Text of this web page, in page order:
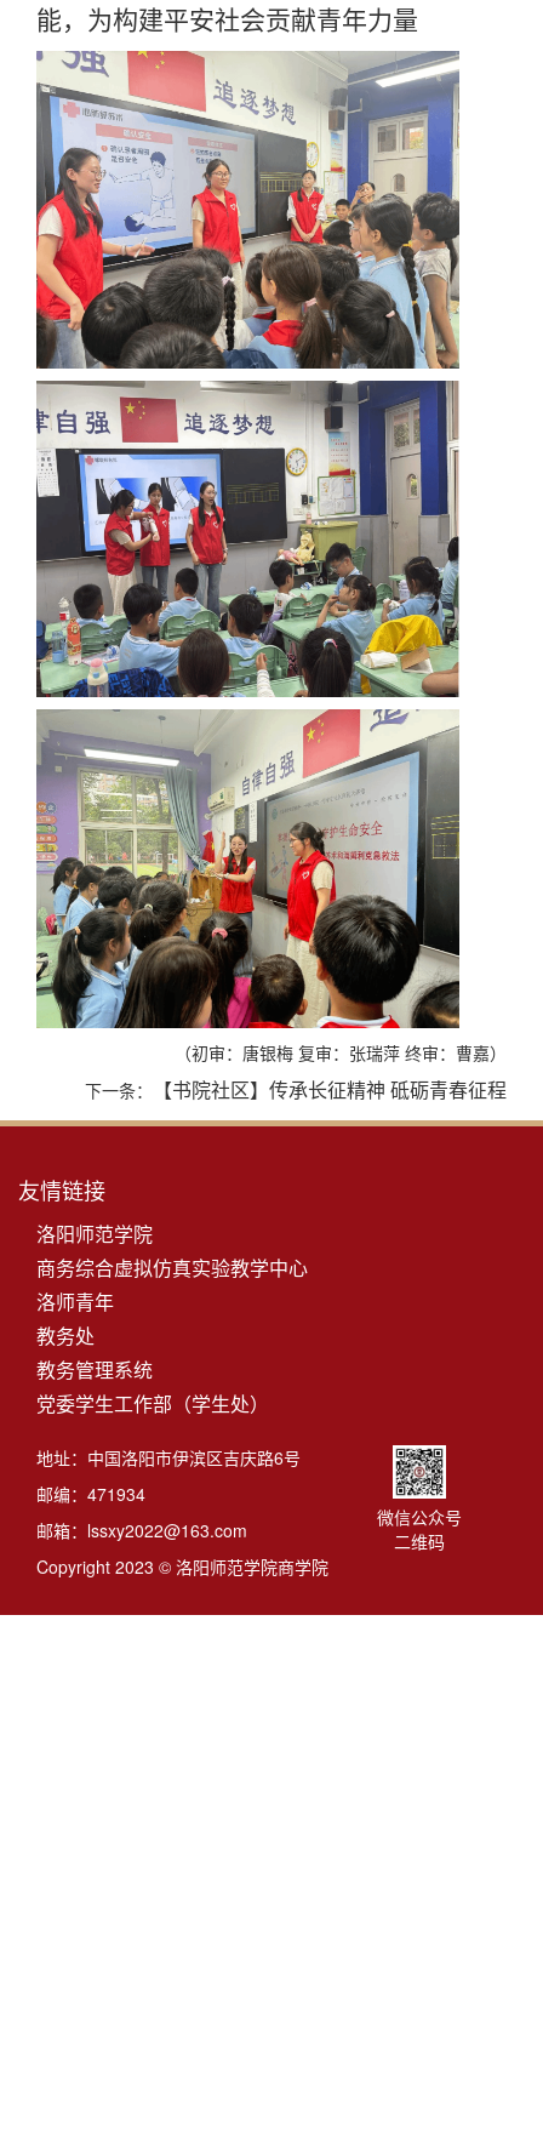
能，为构建平安社会贡献青年力量
（初审：唐银梅 复审：张瑞萍 终审：曹嘉）
下一条：
【书院社区】传承长征精神 砥砺青春征程
友情链接
洛阳师范学院
商务综合虚拟仿真实验教学中心
洛师青年
教务处
教务管理系统
党委学生工作部（学生处）
地址：中国洛阳市伊滨区吉庆路6号
邮编：471934
邮箱：lssxy2022@163.com
Copyright 2023 © 洛阳师范学院商学院
微信公众号
二维码